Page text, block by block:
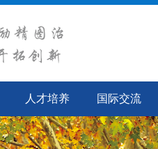
人才培养 国际交流